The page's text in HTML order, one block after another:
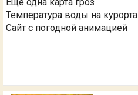
Температура воды на
Сайт с погодной анимацией